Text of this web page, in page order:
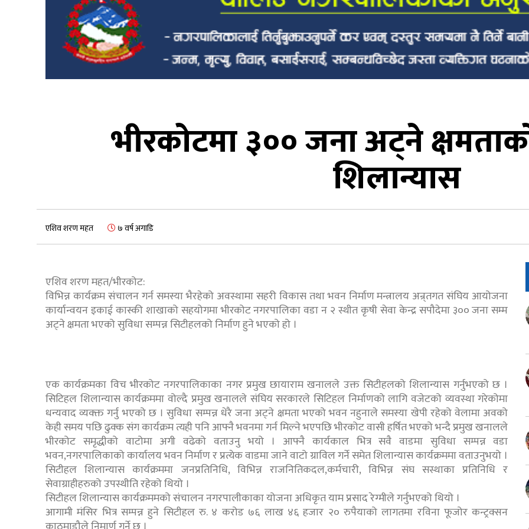
भीरकोटमा ३०० जना अट्ने
शिलान्यास
एशिव शरण महत ७ वर्ष अगाडि
एशिव शरण महत/भीरकोट:
विभिन्न कार्यक्रम संचालन गर्न समस्या भैरहेको अवस्थामा सहरी विकास तथा भवन निर्माण मन्त्रालय अन्र्तगत संघिय आयोजना
कार्यान्वयन इकाई कास्की शाखाको सहयोगमा भीरकोट नगरपालिका वडा न २ स्थीत कृषी सेवा केन्द्र सपौदेमा ३०० जना सम्म
अट्ने क्षमता भएको सुविधा सम्पन्न सिटीहलको निर्माण हुने भएको हो ।
एक कार्यक्रमका विच भीरकोट नगरपालिकाका नगर प्रमुख छायाराम खनालले उक्त सिटीहलको शिलान्यास गर्नुभएको छ ।
सिटिहल शिलान्यास कार्यक्रममा वोल्दै प्रमुख खनालले संघिय सरकारले सिटिहल निर्माणको लागि वजेटको व्यवस्था गरेकोमा
धन्यवाद व्यक्क्त गर्नु भएको छ । सुविधा सम्पन्न धेरै जना अट्ने क्षमता भएको भवन नहुनाले समस्या खेपी रहेको वेलामा अवको
केही समय पछि ढुक्क संग कार्यक्रम त्यही पनि आफ्नै भवनमा गर्न मिल्ने भएपछि भीरकोट वासी हर्षित भएको भन्दै प्रमुख खनालले
भीरकोट समृद्धीको वाटोमा अगी वढेको वताउनु भयो । आफ्नै कार्यकाल भित्र सवै वाडमा सुविधा सम्पन्न वडा
भवन,नगरपालिकाको कार्यालय भवन निर्माण र प्रत्येक वाडमा जाने वाटो ग्राविल गर्ने समेत शिलान्यास कार्यक्रममा वताउनुभयो ।
सिटीहल शिलान्यास कार्यक्रममा जनप्रतिनिधि, विभिन्न राजनितिकदल,कर्मचारी, विभिन्न संघ सस्थाका प्रतिनिधि र
सेवाग्राहीहरुको उपस्थीति रहेको थियो ।
सिटीहल शिलान्यास कार्यक्रममको संचालन नगरपालीकाका योजना अधिकृत याम प्रसाद रेग्मीले गर्नुभएको थियो ।
आगामी मंसिर भित्र सम्पन्न हुने सिटीहल रु. ४ करोड ७६ लाख ४६ हजार २० रुपैयाको लागतमा रविना फूजोर कन्ट्रक्सन